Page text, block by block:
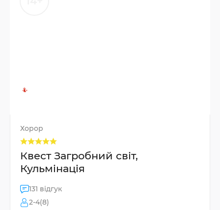
Хорор
Квест Загробний світ,
Кульмінація
131 відгук
2-4(8)